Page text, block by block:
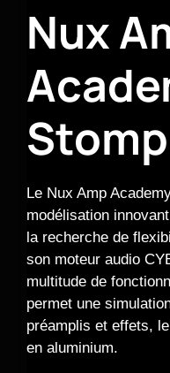
Nux
Stomp
Le Nux Amp
modélisation
la recherche de
son moteur audio
multitude de
permet une
préamplis et effets,
en aluminium.